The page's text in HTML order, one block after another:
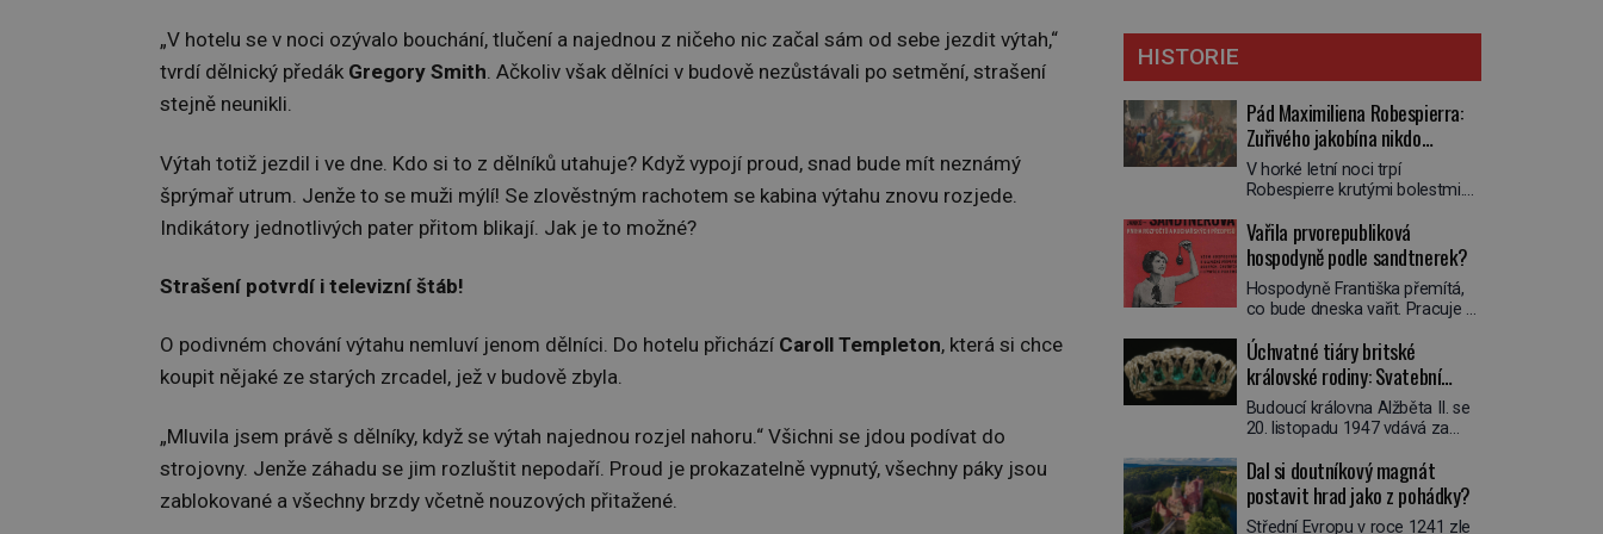
„V hotelu se v noci ozývalo bouchání, tlučení a najednou z ničeho nic začal sám od sebe jezdit výtah,“
tvrdí dělnický předák Gregory Smith. Ačkoliv však dělníci v budově nezůstávali po setmění, strašení
stejně neunikli.
Výtah totiž jezdil i ve dne. Kdo si to z dělníků utahuje? Když vypojí proud, snad bude mít neznámý
šprýmař utrum. Jenže to se muži mýlí! Se zlověstným rachotem se kabina výtahu znovu rozjede.
Indikátory jednotlivých pater přitom blikají. Jak je to možné?
Strašení potvrdí i televizní štáb!
O podivném chování výtahu nemluví jenom dělníci. Do hotelu přichází Caroll Templeton, která si chce
koupit nějaké ze starých zrcadel, jež v budově zbyla.
„Mluvila jsem právě s dělníky, když se výtah najednou rozjel nahoru.“ Všichni se jdou podívat do
strojovny. Jenže záhadu se jim rozluštit nepodaří. Proud je prokazatelně vypnutý, všechny páky jsou
zablokované a všechny brzdy včetně nouzových přitažené.
HISTORIE
Pád Maximiliena Robespierra:
Zuřivého jakobína nikdo
nelitoval?
V horké letní noci trpí
Robespierre krutými bolestmi.
víří kolotoč myšlenek. Když se
probere z mdlob, vzpomene si
na jednu z pařížských
jasnovidek, kterou před lety
navštívil. Prorokovala mu
vysmál. „Robespierre to
dotáhne hodně daleko,“
prohlásil o něm jiný významný
francouzský revolucionář,
Honoré de Mirabeau […]
Vařila prvorepubliková
hospodyně podle sandtnerek?
Hospodyně Františka přemítá,
co bude dneska vařit. Pracuje v
mlsný jazýček. Zalistuje proto
rychle v jedné ze „sandtnerek“.
„Zaplaťpánbůh, že už
nemusíme chodit s lístky,“
povzdechne si směrem ke
ruce. Ještě v prvních letech
nové republiky fungoval kvůli
nedostatku zboží přídělový
Úchvatné tiáry britské
královské rodiny: Svatební
klenot Alžbětě II. praskl
Budoucí královna Alžběta II. se
20. listopadu 1947 vdává za
Mountbattena. Aby měla na
obřad ve Westminsteru podle
tradice „něco vypůjčeného“, její
Dal si doutníkový magnát
postavit hrad jako z pohádky?
Střední Evropu v roce 1241 zle